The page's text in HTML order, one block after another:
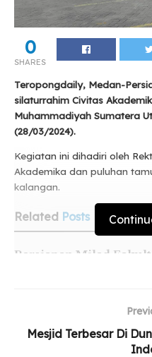
0
SHARES
Teropongdaily, Medan-
silaturrahim Civitas
Muhammadiyah Sumatera
(28/03/2024).
Kegiatan ini dihadiri oleh
Akademika dan puluhan
kalangan.
Related Posts
Persiapan Milad
Ratusan Massa
Mesjid Terbesar Di